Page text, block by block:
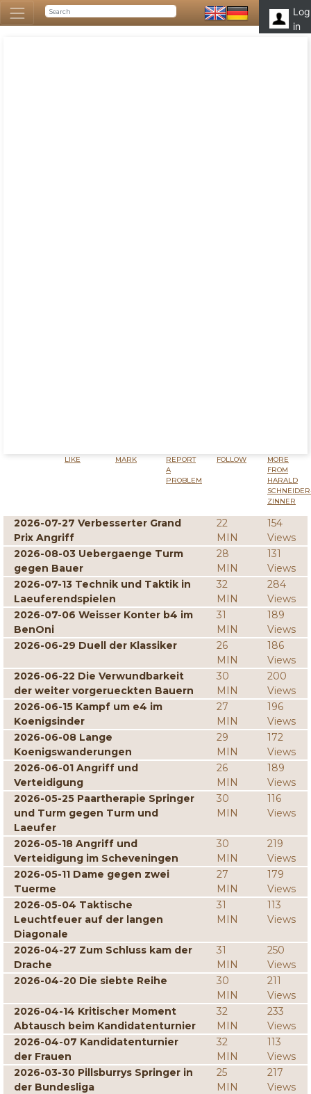
Log
in
LIKE MARK
REPORT
A
PROBLEM
FOLLOW
MORE
FROM
HARALD
ZINNER
2026-07-27 Verbesserter Grand
Prix Angriff
22
MIN
154
Views
2026-08-03 Uebergaenge Turm
gegen Bauer
28
MIN
131
Views
2026-07-13 Technik und Taktik in
Laeuferendspielen
32
MIN
284
Views
2026-07-06 Weisser Konter b4 im
BenOni
31
MIN
189
Views
2026-06-29 Duell der Klassiker
26
MIN
186
Views
2026-06-22 Die Verwundbarkeit
der weiter vorgerueckten Bauern
30
MIN
200
Views
2026-06-15 Kampf um e4 im
Koenigsinder
27
MIN
196
Views
2026-06-08 Lange
Koenigswanderungen
29
MIN
172
Views
2026-06-01 Angriff und
Verteidigung
26
MIN
189
Views
2026-05-25 Paartherapie Springer
und Turm gegen Turm und
Laeufer
30
MIN
116
Views
2026-05-18 Angriff und
Verteidigung im Scheveningen
30
MIN
219
Views
2026-05-11 Dame gegen zwei
Tuerme
27
MIN
179
Views
2026-05-04 Taktische
Leuchtfeuer auf der langen
Diagonale
31
MIN
113
Views
2026-04-27 Zum Schluss kam der
Drache
31
MIN
250
Views
2026-04-20 Die siebte Reihe
30
MIN
211
Views
2026-04-14 Kritischer Moment
Abtausch beim Kandidatenturnier
32
MIN
233
Views
2026-04-07 Kandidatenturnier
der Frauen
32
MIN
113
Views
2026-03-30 Pillsburrys Springer in
der Bundesliga
25
MIN
217
Views